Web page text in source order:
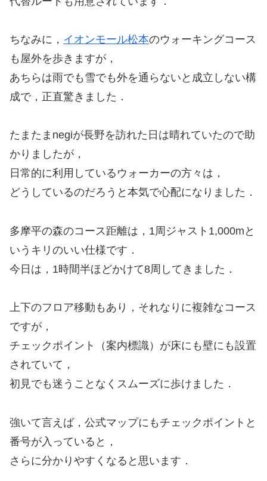
ちなみに， イオンモール松本のウォーキングコース
も屋外を歩きますが，
あちらは雨でも雪でも外を通らないと成立しない構
成で，正直驚きました．
たまたまnegiが長野を訪れた日は晴れていたので助
かりましたが，
日常的に利用しているウォーカーの方々は，
どうしているのだろうと本気で心配になりました．
多摩平の森のコース距離は，1周ジャスト1,000mと
いうキリのいい仕様です．
今日は，1時間半ほどかけて8周してきました．
上下のフロア移動もあり，それなりに複雑なコース
ですが，
チェックポイント（案内標識）が床にも壁にも設置
されていて，
初見でも迷うことなくスムーズに歩けました．
強いて言えば，公式マップにもチェックポイントと
番号が入っていると，
さらに分かりやすくなると思います．